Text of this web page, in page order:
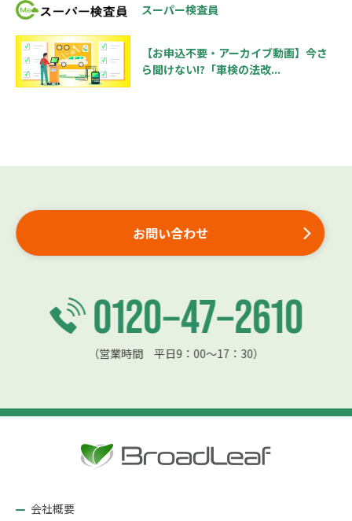
スーパー検査員
【お申込不要・アーカイブ動画】今さ
ら聞けない!?「車検の法改...
お問い合わせ
（営業時間 平日9：00〜17：30）
会社概要